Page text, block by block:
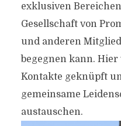
exklusiven
Gesellschaft von
und anderen
begegnen kann.
Kontakte geknüpft
gemeinsame
austauschen.